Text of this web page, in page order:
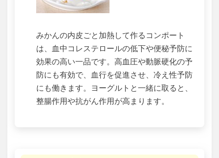
みかんの内皮ごと加熱して作るコンポート
は、血中コレステロールの低下や便秘予防に
効果の高い一品です。高血圧や動脈硬化の予
防にも有効で、血行を促進させ、冷え性予防
にも働きます。ヨーグルトと一緒に取ると、
整腸作用や抗がん作用が高まります。